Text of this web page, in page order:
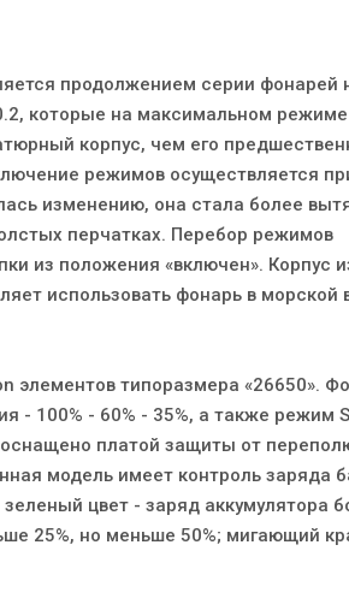
продолжением серии фонарей
которые на максимальном
корпус, чем его
режимов осуществляется
изменению, она стала более
перчатках. Перебор режимов
из положения «включен». Корпус
использовать фонарь в морской
элементов типоразмера «26650».
- 100% - 60% - 35%, а также режим
платой защиты от
модель имеет контроль заряда
цвет - заряд аккумулятора
25%, но меньше 50%; мигающий